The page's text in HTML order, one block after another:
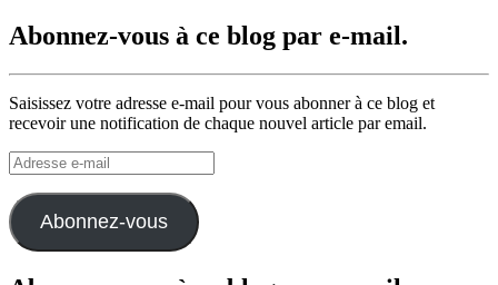
Abonnez-vous à ce blog par e-mail.
Saisissez votre adresse e-mail pour vous abonner à ce blog et
recevoir une notification de chaque nouvel article par email.
Adresse
e-
mail
Abonnez-vous